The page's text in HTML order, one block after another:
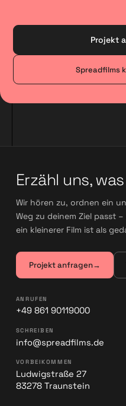
Projekt
Spreadfilms
Erzähl uns,
Wir hören zu, ordnen ein
Weg zu deinem Ziel passt
ein kleinerer Film ist als
Projekt anfragen→
ANRUFEN
+49 861 90119000
SCHREIBEN
info@spreadfilms.de
VORBEIKOMMEN
Ludwigstraße 27
83278 Traunstein